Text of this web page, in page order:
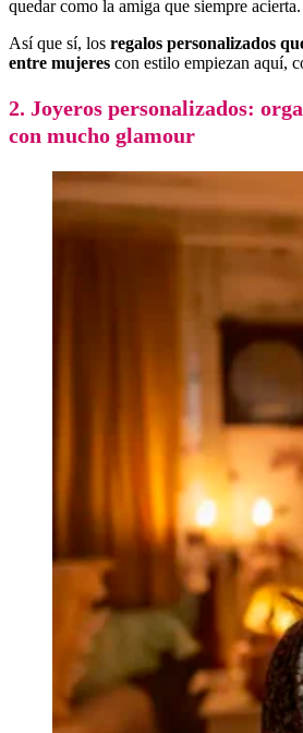
quedar como la amiga que siempre acierta.
Así que sí, los regalos personalizados
entre mujeres con estilo empiezan aquí,
2. Joyeros personalizados:
con mucho glamour